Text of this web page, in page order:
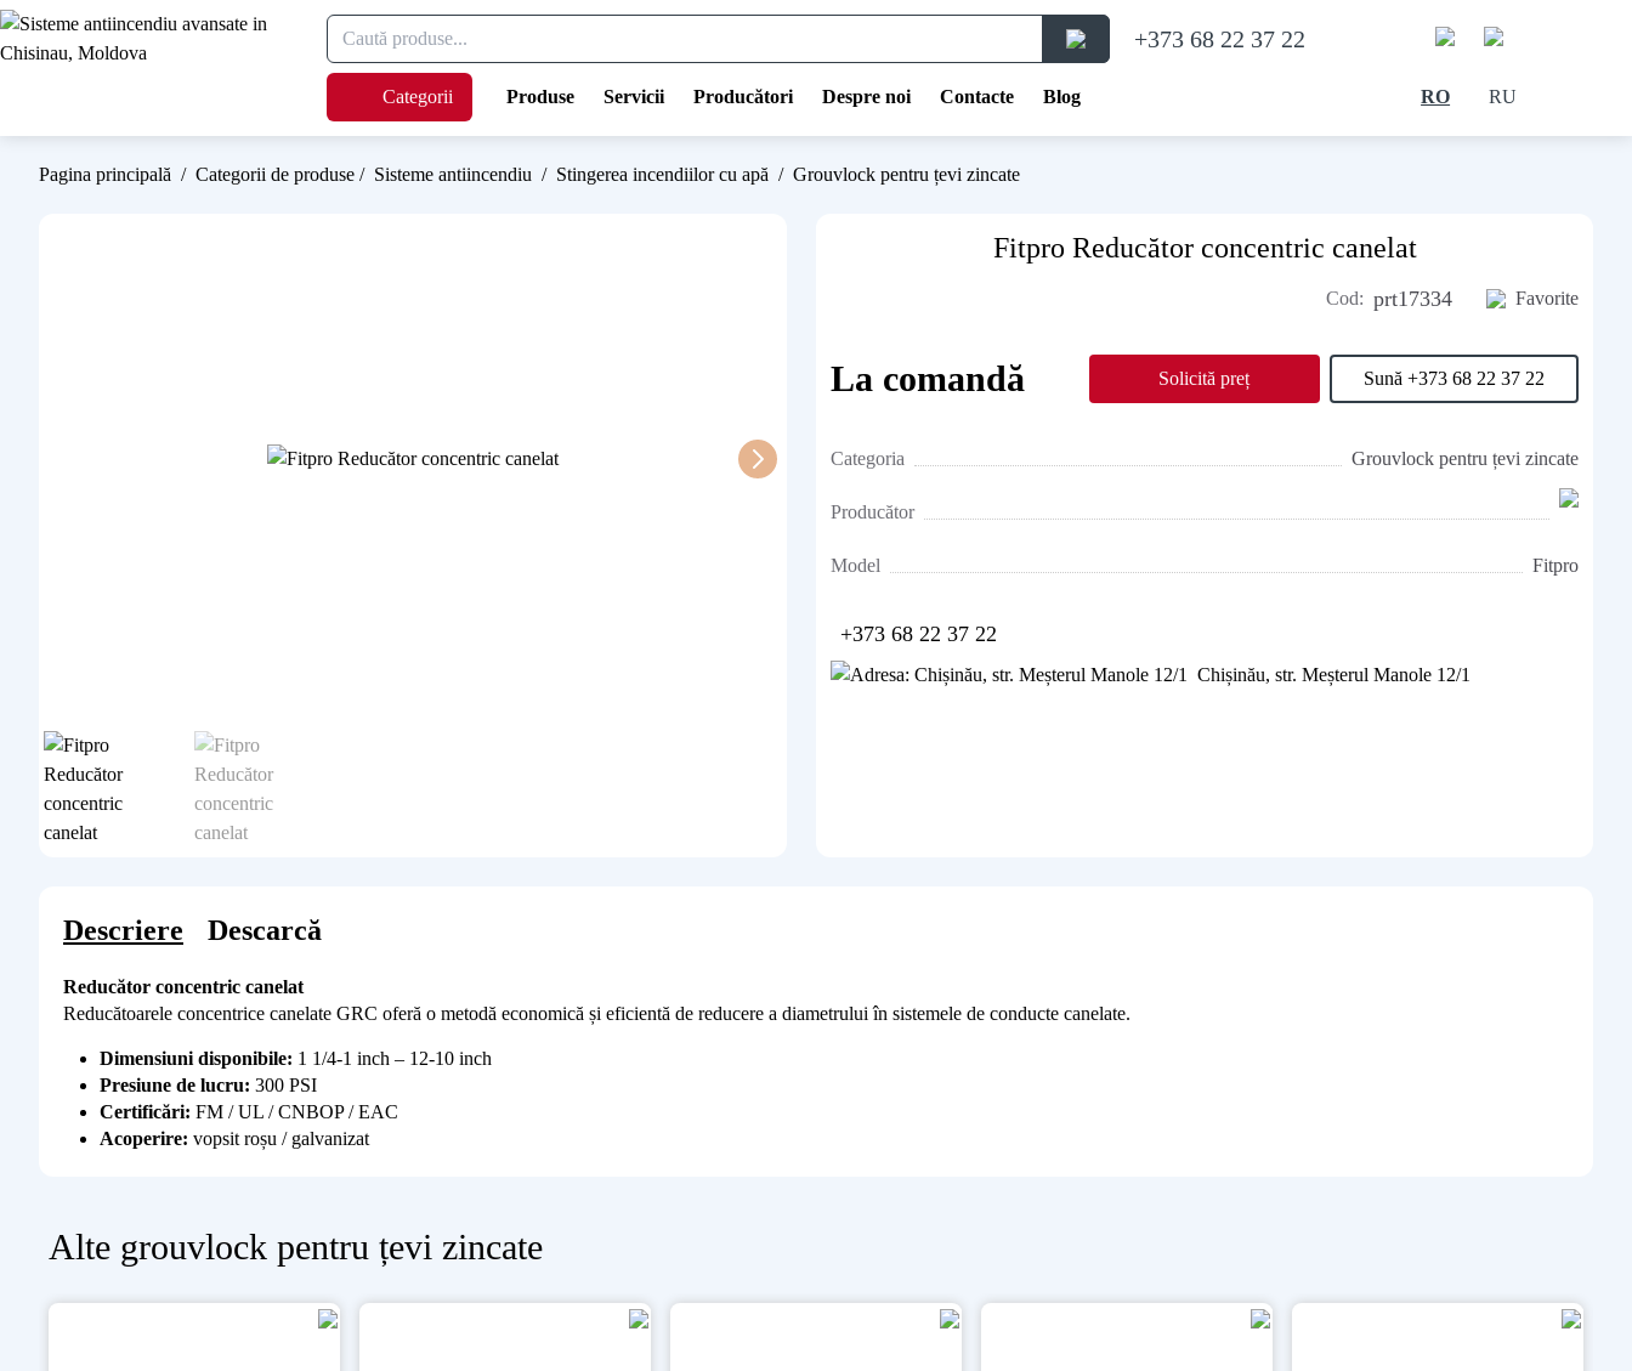
+373 68 22 37 22
Categorii Produse Servicii Producători Despre noi Contacte Blog RO RU
Pagina principală / Categorii de produse / Sisteme antiincendiu / Stingerea incendiilor cu apă / Grouvlock pentru țevi zincate
Fitpro Reducător concentric canelat
Cod: prt17334 Favorite
La comandă Solicită preț Sună +373 68 22 37 22
Categoria Grouvlock pentru țevi zincate
Producător
Model Fitpro
+373 68 22 37 22
Chișinău, str. Meșterul Manole 12/1
Descriere Descarcă
Reducător concentric canelat
Reducătoarele concentrice canelate GRC oferă o metodă economică și eficientă de reducere a diametrului în sistemele de conducte canelate.
Dimensiuni disponibile: 1 1/4-1 inch – 12-10 inch
Presiune de lucru: 300 PSI
Certificări: FM / UL / CNBOP / EAC
Acoperire: vopsit roșu / galvanizat
Alte grouvlock pentru țevi zincate